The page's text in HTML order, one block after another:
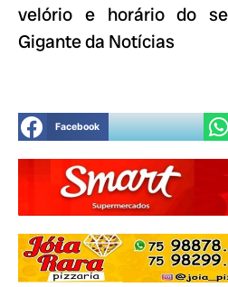
velório e horário do
Gigante da Notícias
Facebook